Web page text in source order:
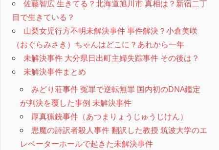
佐藤智広 生きてる？北海道旭川市 真相は？新宿二丁
目で生きている？
山梨女児行方不明未解決事件 事件解決？小倉美咲
（おぐらみさき）ちゃんはどこに？あれから一年
未解決事件 大分県日出町主婦失踪事件 その後は？
未解決事件まとめ
みどり荘事件 冤罪で逆転無罪 国内初のDNA鑑定
が判決を覆した事例 未解決事件
厚真猟銃事件（あつまりょうじゅうじけん）
悪魔の詩訳者殺人事件 翻訳した教授 筑波大学のエ
レベーターホールで起きた未解決事件